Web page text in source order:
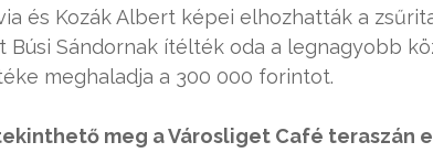
és Kozák Albert képei elhozhatták a
Búsi Sándornak ítélték oda a legnagyobb
meghaladja a 300 000 forintot.
meg a Városliget Café teraszán